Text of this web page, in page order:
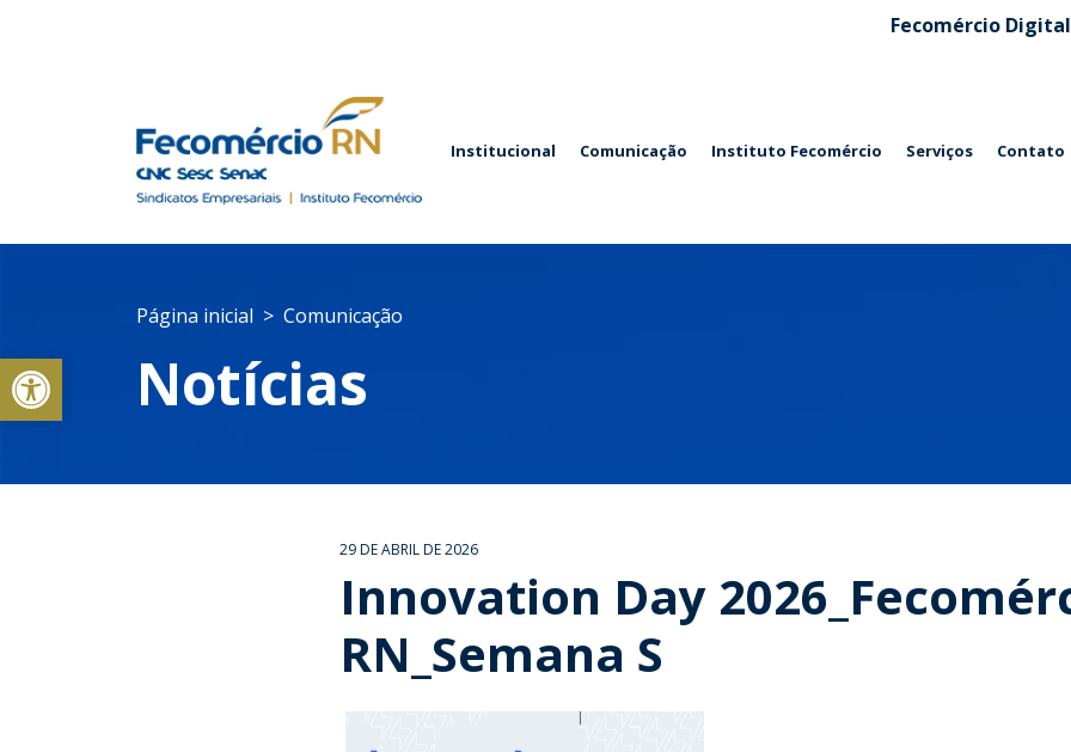
Abrir a barra de ferramentas
Fecomércio Digital
Institucional Comunicação Instituto Fecomércio Serviços Contato
Página inicial Comunicação
Notícias
29 DE ABRIL DE 2026
Innovation Day
RN_Semana S